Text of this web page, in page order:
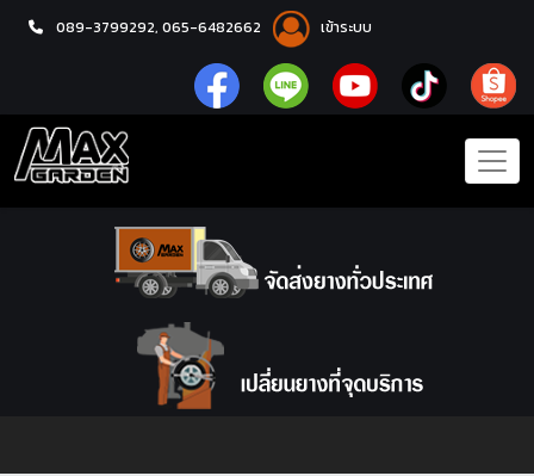
089-3799292, 065-6482662 เข้าระบบ
หน้าแรก